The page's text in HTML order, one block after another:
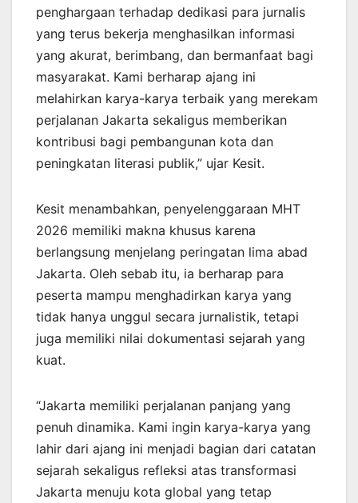
penghargaan terhadap dedikasi para jurnalis
yang terus bekerja menghasilkan informasi
yang akurat, berimbang, dan bermanfaat bagi
masyarakat. Kami berharap ajang ini
melahirkan karya-karya terbaik yang merekam
perjalanan Jakarta sekaligus memberikan
kontribusi bagi pembangunan kota dan
peningkatan literasi publik,” ujar Kesit.
Kesit menambahkan, penyelenggaraan MHT
2026 memiliki makna khusus karena
berlangsung menjelang peringatan lima abad
Jakarta. Oleh sebab itu, ia berharap para
peserta mampu menghadirkan karya yang
tidak hanya unggul secara jurnalistik, tetapi
juga memiliki nilai dokumentasi sejarah yang
kuat.
“Jakarta memiliki perjalanan panjang yang
penuh dinamika. Kami ingin karya-karya yang
lahir dari ajang ini menjadi bagian dari catatan
sejarah sekaligus refleksi atas transformasi
Jakarta menuju kota global yang tetap